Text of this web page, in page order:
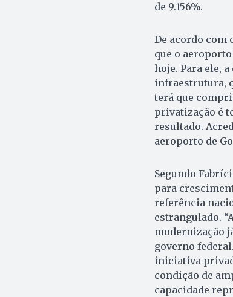
de 9.156%.
De acordo com
que o
hoje. Para ele,
infraestrutura,
terá que
privatização é
resultado.
aeroporto de
Segundo
para
referência
estrangulado.
modernização
governo
iniciativa
condição de
capacidade